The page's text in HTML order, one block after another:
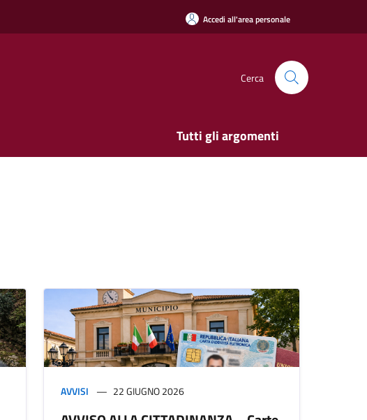
Accedi all'area personale
Cerca
Tutti gli argomenti
AVVISI 22 GIUGNO 2026